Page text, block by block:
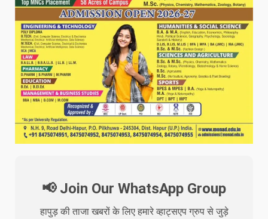
📢 Join Our WhatsApp Group
हापुड़ की ताजा खबरों के लिए हमारे व्हाट्सएप ग्रुप से जुड़े